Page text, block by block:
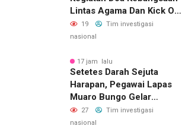
Lintas Agama Dan Kick Off
Semarak HUT RI Ke-81
Kemerdekaan Republik
19
Tim investigasi
nasional
17 jam lalu
Setetes Darah Sejuta
Harapan, Pegawai Lapas
Muaro Bungo Gelar
Kegiatan Bakti Sosial
Donor Darah Dalam
27
Tim investigasi
nasional